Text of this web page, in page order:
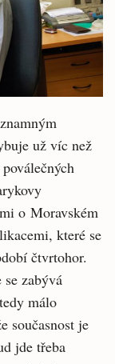
už víc než
o Moravském
které se
čtvrtohor.
zabývá
málo
současnost je
jde třeba